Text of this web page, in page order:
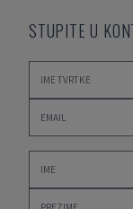
STUPITE U